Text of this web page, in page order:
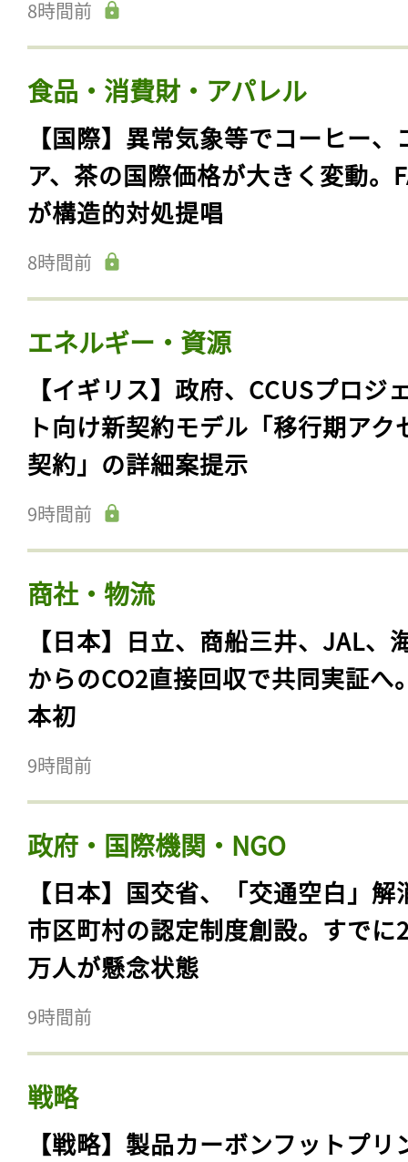
8時間前
食品・消費財・アパレル
【国際】異常気象等でコーヒー、
ア、茶の国際価格が大きく変動。
が構造的対処提唱
8時間前
エネルギー・資源
【イギリス】政府、CCUSプロジ
ト向け新契約モデル「移行期アク
契約」の詳細案提示
9時間前
商社・物流
【日本】日立、商船三井、JAL、
からのCO2直接回収で共同実証へ
本初
9時間前
政府・国際機関・NGO
【日本】国交省、「交通空白」解
市区町村の認定制度創設。すでに
万人が懸念状態
9時間前
戦略
【戦略】製品カーボンフットプリ